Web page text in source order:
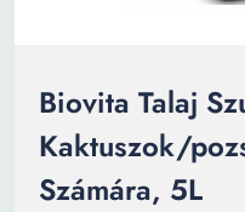
Biovita Talaj
Kaktuszok/
Számára, 5L